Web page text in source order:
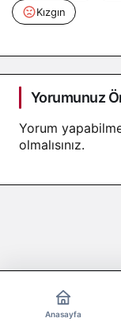
Kızgın
Yorumunuz
Yorum
olmalısınız.
Anasayfa